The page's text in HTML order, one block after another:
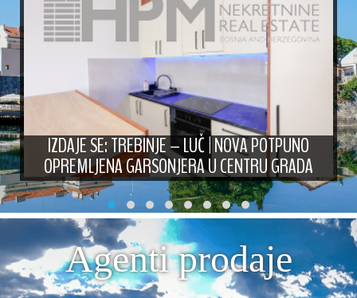
IZDAJE SE: TREBINJE – LUČ | NOVA POTPUNO
OPREMLJENA GARSONJERA U CENTRU GRADA
Agenti prodaje